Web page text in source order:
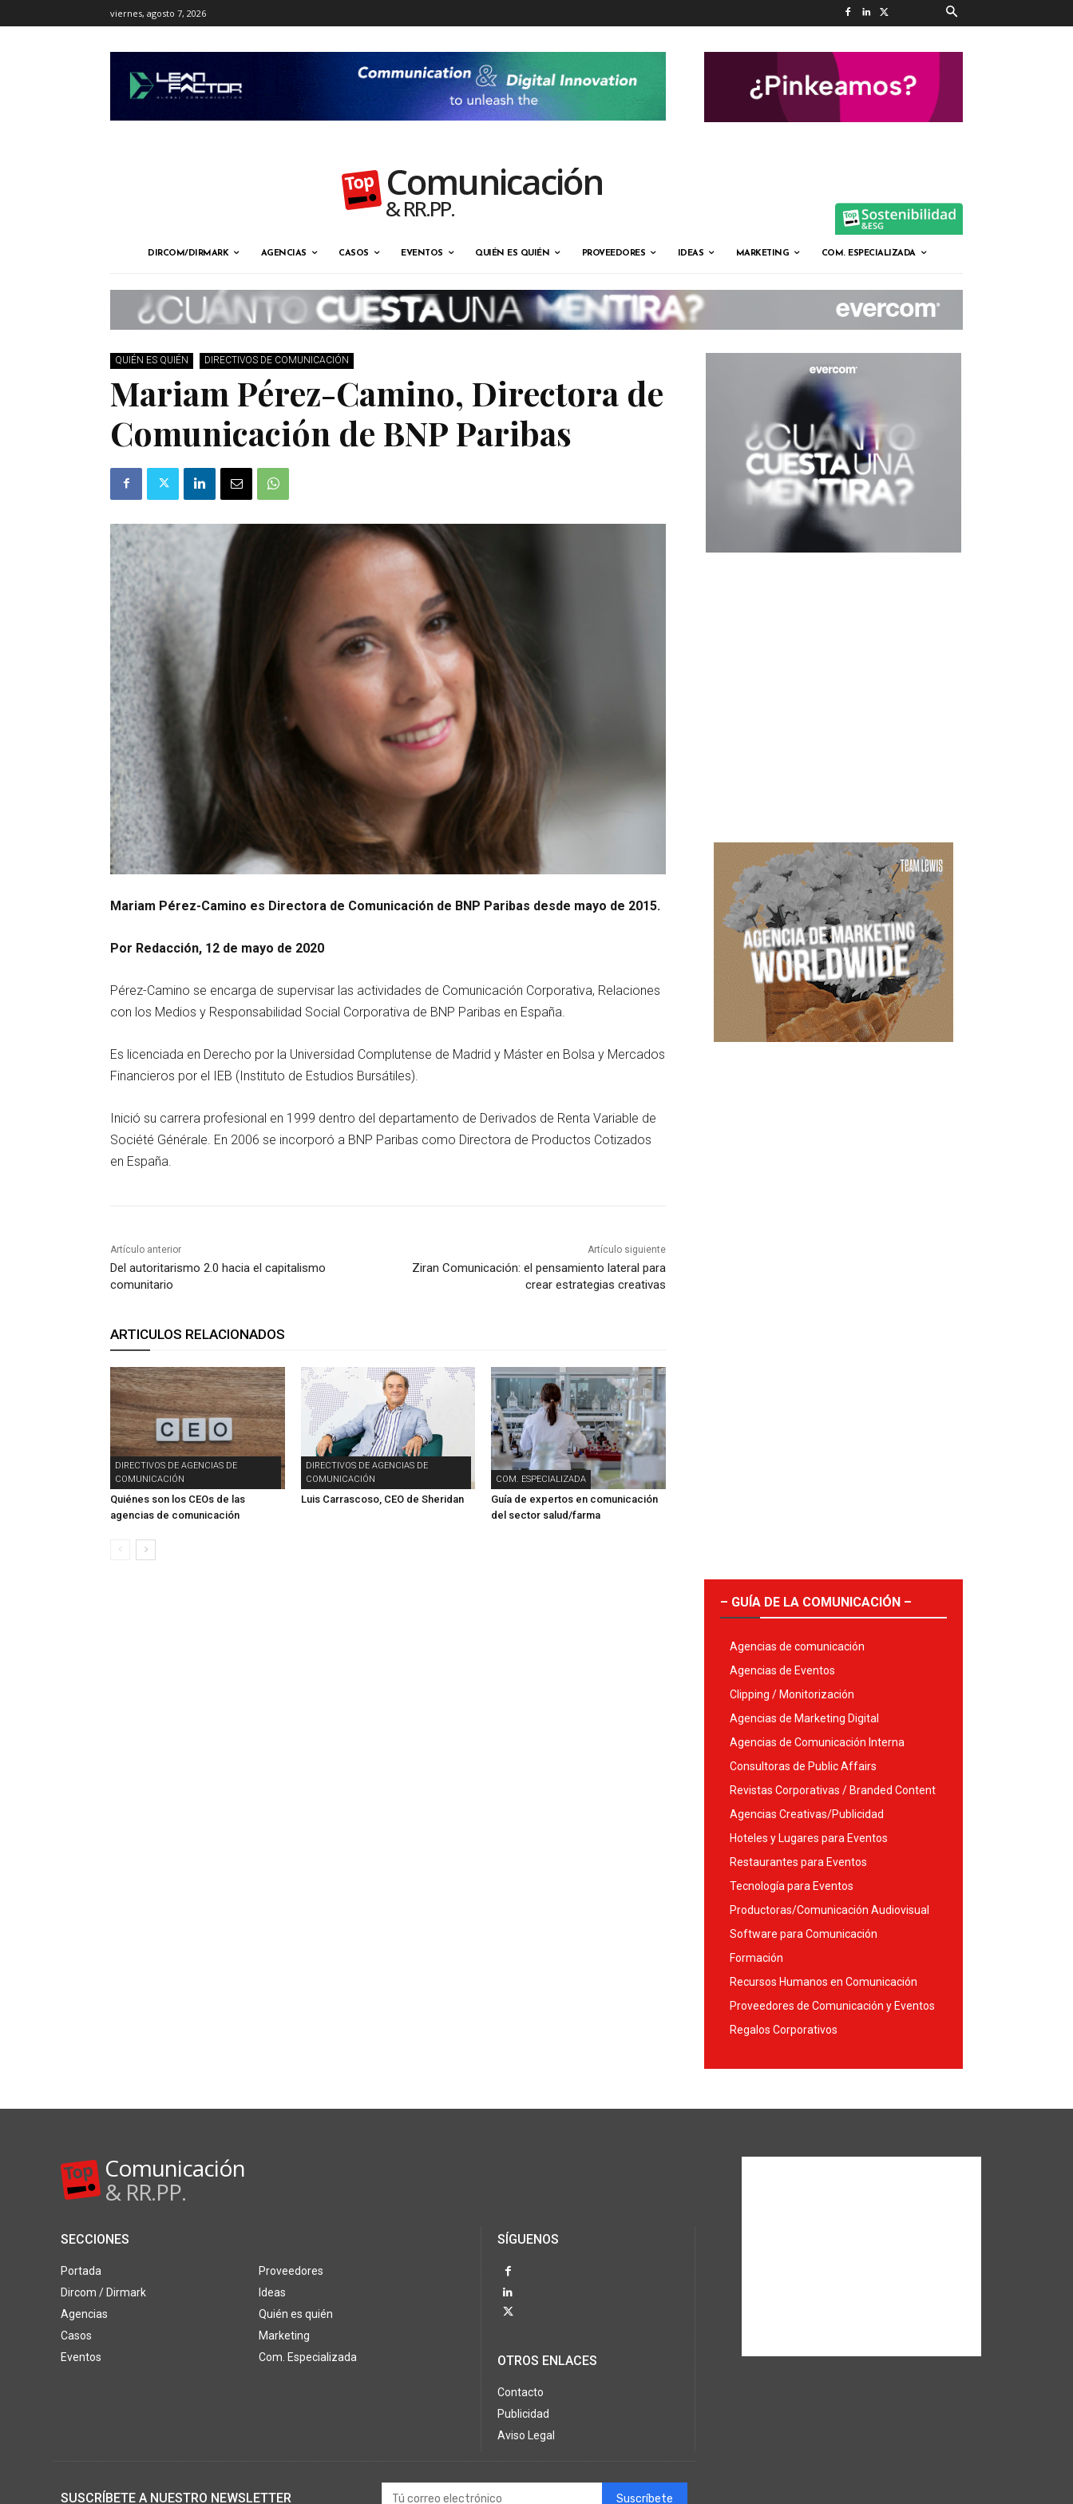
viernes, agosto 7, 2026
Comunicación
& RR.PP.
DIRCOM/DIRMARK AGENCIAS CASOS EVENTOS QUIÉN ES QUIÉN PROVEEDORES IDEAS MARKETING COM. ESPECIALIZADA
QUIÉN ES QUIÉN DIRECTIVOS DE COMUNICACIÓN
Mariam Pérez-Camino, Directora de
Comunicación de BNP Paribas
Mariam Pérez-Camino es Directora de Comunicación de BNP Paribas desde mayo de 2015.
Por Redacción, 12 de mayo de 2020
Pérez-Camino se encarga de supervisar las actividades de Comunicación Corporativa, Relaciones
con los Medios y Responsabilidad Social Corporativa de BNP Paribas en España.
Es licenciada en Derecho por la Universidad Complutense de Madrid y Máster en Bolsa y Mercados
Financieros por el IEB (Instituto de Estudios Bursátiles).
Inició su carrera profesional en 1999 dentro del departamento de Derivados de Renta Variable de
Société Générale. En 2006 se incorporó a BNP Paribas como Directora de Productos Cotizados
en España.
Artículo anterior
Del autoritarismo 2.0 hacia el capitalismo
comunitario
Artículo siguiente
Ziran Comunicación: el pensamiento lateral para
crear estrategias creativas
ARTICULOS RELACIONADOS
DIRECTIVOS DE AGENCIAS DE
COMUNICACIÓN
Quiénes son los CEOs de las
agencias de comunicación
DIRECTIVOS DE AGENCIAS DE
COMUNICACIÓN
Luis Carrascoso, CEO de Sheridan
COM. ESPECIALIZADA
Guía de expertos en comunicación
del sector salud/farma
– GUÍA DE LA COMUNICACIÓN –
Agencias de comunicación
Agencias de Eventos
Clipping / Monitorización
Agencias de Marketing Digital
Agencias de Comunicación Interna
Consultoras de Public Affairs
Revistas Corporativas / Branded Content
Agencias Creativas/Publicidad
Hoteles y Lugares para Eventos
Restaurantes para Eventos
Tecnología para Eventos
Productoras/Comunicación Audiovisual
Software para Comunicación
Formación
Recursos Humanos en Comunicación
Proveedores de Comunicación y Eventos
Regalos Corporativos
Comunicación
& RR.PP.
SECCIONES
Portada
Dircom / Dirmark
Agencias
Casos
Eventos
Proveedores
Ideas
Quién es quién
Marketing
Com. Especializada
SÍGUENOS
OTROS ENLACES
Contacto
Publicidad
Aviso Legal
SUSCRÍBETE A NUESTRO NEWSLETTER Suscríbete